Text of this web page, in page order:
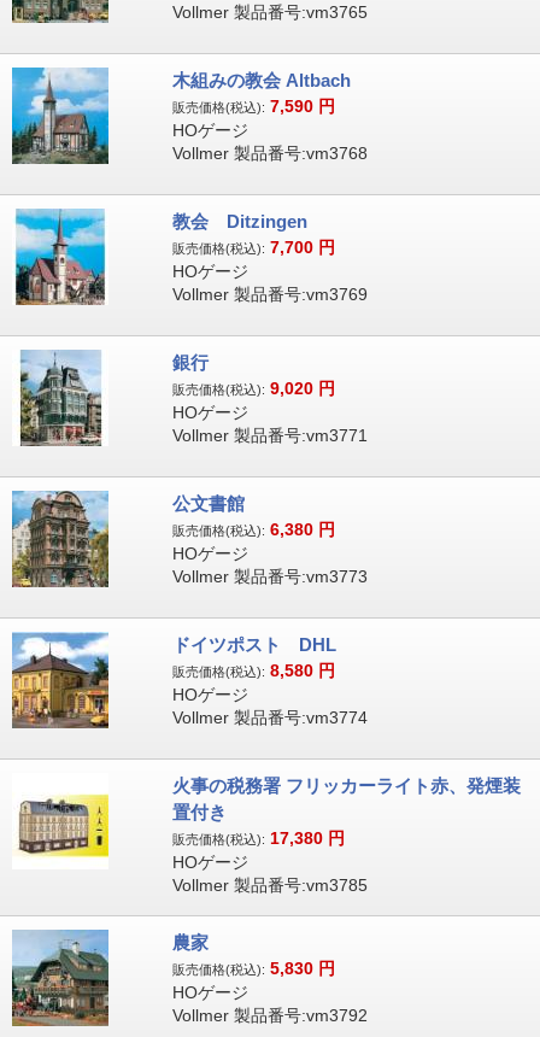
Vollmer 製品番号:vm3765
木組みの教会 Altbach
販売価格(税込): 7,590 円
HOゲージ
Vollmer 製品番号:vm3768
教会 Ditzingen
販売価格(税込): 7,700 円
HOゲージ
Vollmer 製品番号:vm3769
銀行
販売価格(税込): 9,020 円
HOゲージ
Vollmer 製品番号:vm3771
公文書館
販売価格(税込): 6,380 円
HOゲージ
Vollmer 製品番号:vm3773
ドイツポスト DHL
販売価格(税込): 8,580 円
HOゲージ
Vollmer 製品番号:vm3774
火事の税務署 フリッカーライト赤、発煙装
置付き
販売価格(税込): 17,380 円
HOゲージ
Vollmer 製品番号:vm3785
農家
販売価格(税込): 5,830 円
HOゲージ
Vollmer 製品番号:vm3792